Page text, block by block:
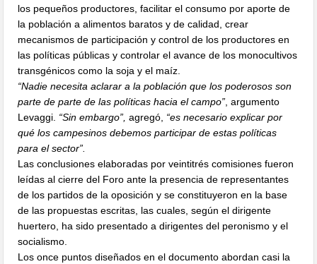
los pequeños productores, facilitar el consumo por aporte de
la población a alimentos baratos y de calidad, crear
mecanismos de participación y control de los productores en
las políticas públicas y controlar el avance de los monocultivos
transgénicos como la soja y el maíz.
“Nadie necesita aclarar a la población que los poderosos son
parte de parte de las políticas hacia el campo”, argumento
Levaggi. “Sin embargo”, agregó, “es necesario explicar por
qué los campesinos debemos participar de estas políticas
para el sector”.
Las conclusiones elaboradas por veintitrés comisiones fueron
leídas al cierre del Foro ante la presencia de representantes
de los partidos de la oposición y se constituyeron en la base
de las propuestas escritas, las cuales, según el dirigente
huertero, ha sido presentado a dirigentes del peronismo y el
socialismo.
Los once puntos diseñados en el documento abordan casi la